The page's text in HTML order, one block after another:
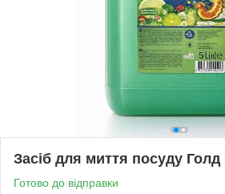
Засіб для миття посуду
Готово до відправки